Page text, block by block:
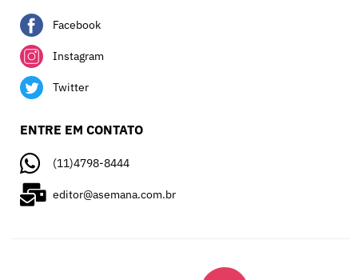
Facebook
Instagram
Twitter
ENTRE EM CONTATO
(11)4798-8444
editor@asemana.com.br